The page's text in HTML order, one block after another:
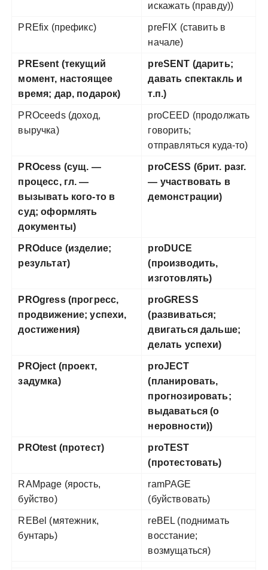
искажать (правду))
PREfix (префикс)
preFIX (ставить в
начале)
PREsent (текущий
момент, настоящее
время; дар, подарок)
preSENT (дарить;
давать спектакль и
т.п.)
PROceeds (доход,
выручка)
proCEED (продолжать
говорить;
отправляться куда-то)
PROcess (сущ. —
процесс, гл. —
вызывать кого-то в
суд; оформлять
документы)
proCESS (брит. разг.
— участвовать в
демонстрации)
PROduce (изделие;
результат)
proDUCE
(производить,
изготовлять)
PROgress (прогресс,
продвижение; успехи,
достижения)
proGRESS
(развиваться;
двигаться дальше;
делать успехи)
PROject (проект,
задумка)
proJECT
(планировать,
прогнозировать;
выдаваться (о
неровности))
PROtest (протест)
proTEST
(протестовать)
RAMpage (ярость,
буйство)
ramPAGE
(буйствовать)
REBel (мятежник,
бунтарь)
reBEL (поднимать
восстание;
возмущаться)